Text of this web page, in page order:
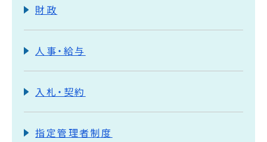
財政
人事・給与
入札・契約
指定管理者制度